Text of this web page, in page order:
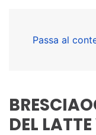
Passa al
DEL